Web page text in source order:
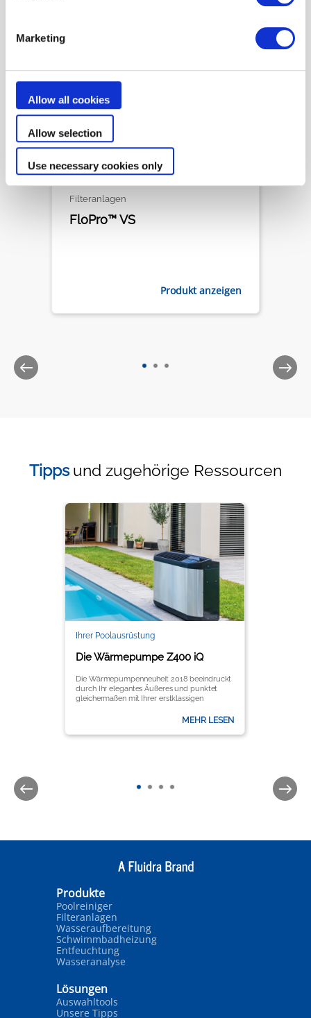
Marketing
Allow all cookies
Allow selection
Use necessary cookies only
Filteranlagen
FloPro™ VS
Produkt anzeigen
Tipps und zugehörige Ressourcen
Ihrer Poolausrüstung
Die Wärmepumpe Z400 iQ
Die Wärmepumpenneuheit 2018 beeindruckt
durch Ihr elegantes Äußeres und punktet
gleichermaßen mit Ihrer erstklassigen
MEHR LESEN
Produkte
Poolreiniger
Filteranlagen
Wasseraufbereitung
Schwimmbadheizung
Entfeuchtung
Wasseranalyse
Lösungen
Auswahltools
Unsere Tipps